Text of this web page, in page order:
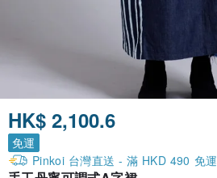
HK$ 2,100.6
免運
Pinkoi 台灣直送 - 滿 HKD 490 免運